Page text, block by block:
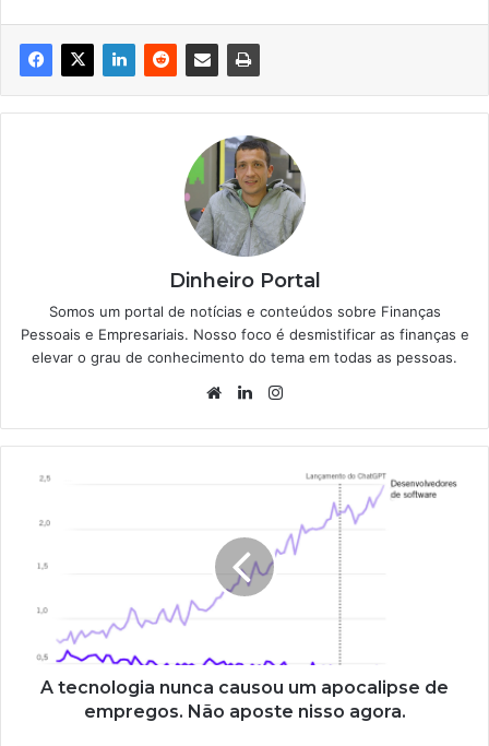
Dinheiro Portal
Somos um portal de notícias e conteúdos sobre Finanças
Pessoais e Empresariais. Nosso foco é desmistificar as finanças e
elevar o grau de conhecimento do tema em todas as pessoas.
WebsiteLinkedin
A tecnologia nunca causou um apocalipse de
empregos. Não aposte nisso agora.